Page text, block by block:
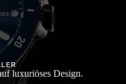
luxuriöses Design.